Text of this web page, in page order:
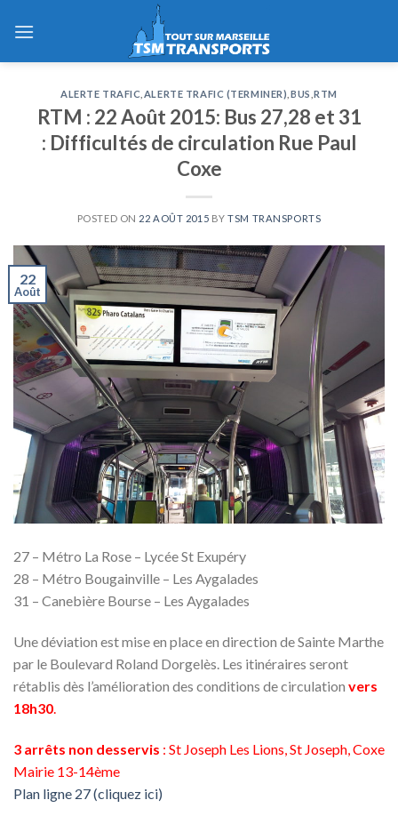
ALERTE TRAFIC ALERTE TRAFIC (TERMINER) BUS ,RTM
RTM : 22 Août 2015: Bus 27,28 et 31
: Difficultés de circulation Rue Paul
Coxe
POSTED ON 22 AOÛT 2015 BYTSM TRANSPORTS
22
Août
27 – Métro La Rose – Lycée St Exupéry
28 – Métro Bougainville – Les Aygalades
31 – Canebière Bourse – Les Aygalades
Une déviation est mise en place en direction de Sainte Marthe
par le Boulevard Roland Dorgelès. Les itinéraires seront
rétablis dès l’amélioration des conditions de circulation vers
18h30.
3 arrêts non desservis : St Joseph Les Lions, St Joseph, Coxe
Mairie 13-14ème
Plan ligne 27 (cliquez ici)